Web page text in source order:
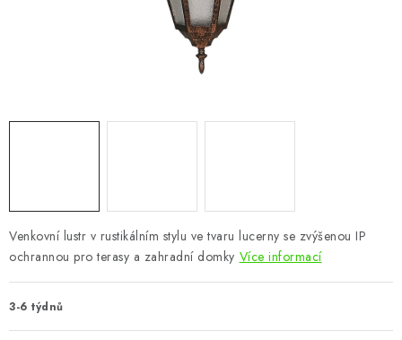
OSTATNÍ
VÝPRODEJ
Vše o nákupu Info
Reklamace a odstoupení od smlouvy
Venkovní lustr v rustikálním stylu ve tvaru lucerny se zvýšenou IP
ochrannou pro terasy a zahradní domky Více informací
3-6 týdnů